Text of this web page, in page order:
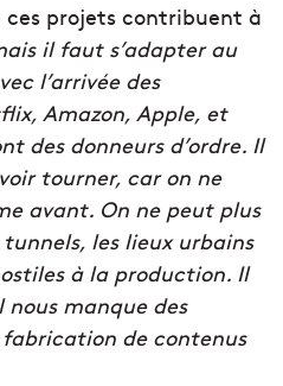
ces projets contribuent à
il faut s’adapter au
l’arrivée des
Amazon, Apple, et
des donneurs d’ordre. Il
tourner, car on ne
avant. On ne peut plus
les lieux urbains
à la production. Il
manque des
de contenus